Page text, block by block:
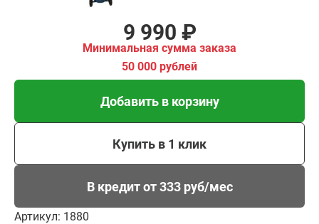
9 990 ₽
Минимальная сумма заказа
50 000 рублей
Добавить в корзину
Купить в 1 клик
В кредит от 333 руб/мес
Артикул: 1880
мес